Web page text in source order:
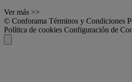
Ver más >>
© Conforama Términos y Condiciones
Política de cookies Configuración de